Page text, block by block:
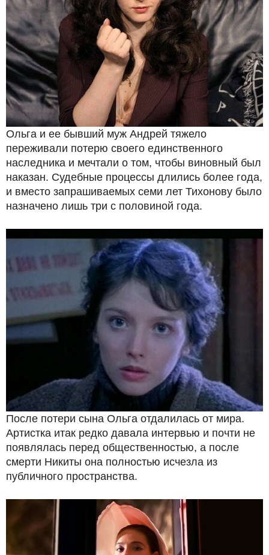
Ольга и ее бывший муж Андрей тяжело
переживали потерю своего единственного
наследника и мечтали о том, чтобы виновный был
наказан. Судебные процессы длились более года,
и вместо запрашиваемых семи лет Тихонову было
назначено лишь три с половиной года.
После потери сына Ольга отдалилась от мира.
Артистка итак редко давала интервью и почти не
появлялась перед общественностью, а после
смерти Никиты она полностью исчезла из
публичного пространства.